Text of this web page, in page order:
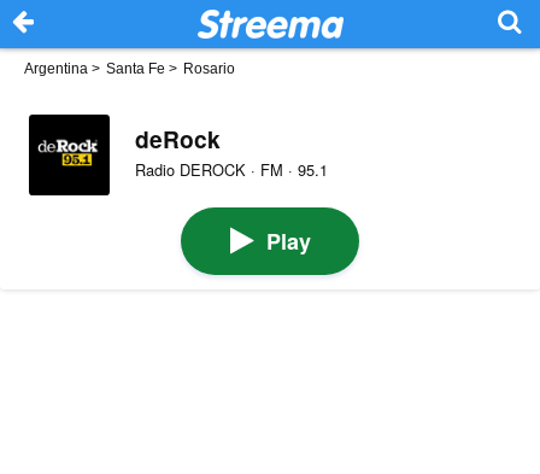
Argentina > Santa Fe > Rosario
deRock
Radio DEROCK · FM · 95.1
Play